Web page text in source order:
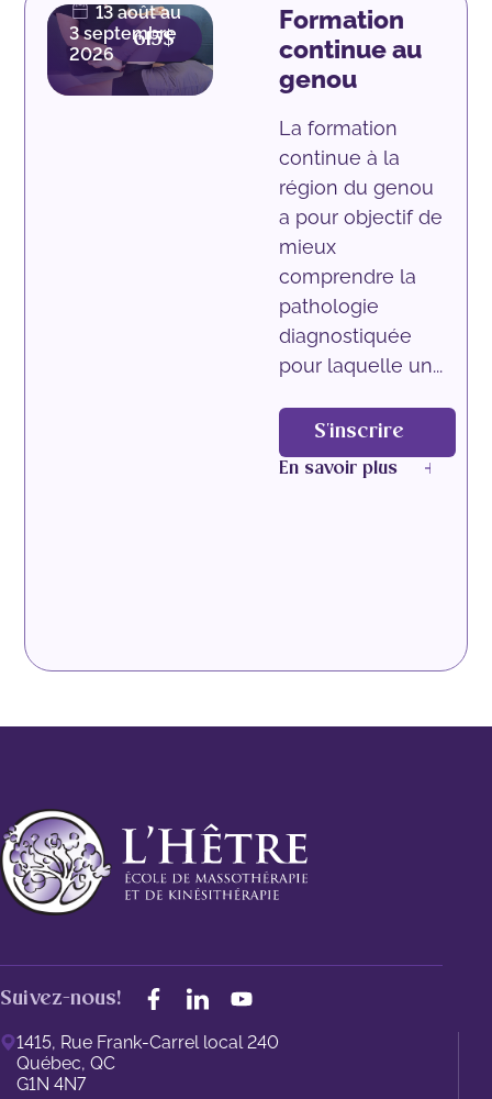
615$
13 août au
3 septembre
2026
Formation
continue au
genou
La formation
continue à la
région du genou
a pour objectif de
mieux
comprendre la
pathologie
diagnostiquée
pour laquelle un...
S'inscrire
En savoir plus
Suivez-nous!
1415, Rue Frank-Carrel local 240
Québec, QC
G1N 4N7